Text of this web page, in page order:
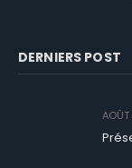
DERNIERS POST